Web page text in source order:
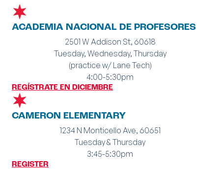
ACADEMIA NACIONAL DE PROFESORES
2501 W Addison St, 60618
Tuesday, Wednesday, Thursday
(practice w/ Lane Tech)
4:00-5:30pm
REGÍSTRATE EN DICIEMBRE
CAMERON ELEMENTARY
1234 N Monticello Ave, 60651
Tuesday & Thursday
3:45-5:30pm
REGISTER